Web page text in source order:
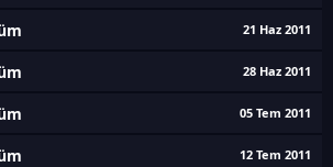
21 Haz 2011
28 Haz 2011
05 Tem 2011
12 Tem 2011